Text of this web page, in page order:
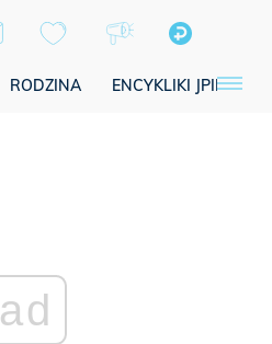
RODZINA ENCYKLIKI JPII
ad